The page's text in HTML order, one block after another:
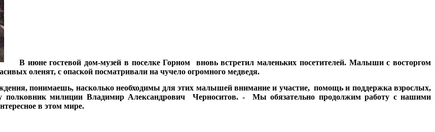
В июне гостевой дом-музей в поселке Горном вновь встретил маленьких посетителей. Малыши с восторгом
оленят, с опаской посматривали на чучело огромного медведя.
понимаешь, насколько необходимы для этих малышей внимание и участие, помощь и поддержка взрослых,
полковник милиции Владимир Александрович Черноситов. - Мы обязательно продолжим работу с нашими
в этом мире.